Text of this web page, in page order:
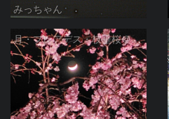
みっちゃん
月・プレアデス・枝垂桜＠横浜